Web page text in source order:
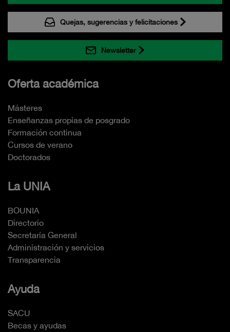
Quejas, sugerencias y felicitaciones
Newsletter
Oferta académica
Másteres
Enseñanzas propias de posgrado
Formación continua
Cursos de verano
Doctorados
La UNIA
BOUNIA
Directorio
Secretaría General
Administración y servicios
Transparencia
Ayuda
SACU
Becas y ayudas